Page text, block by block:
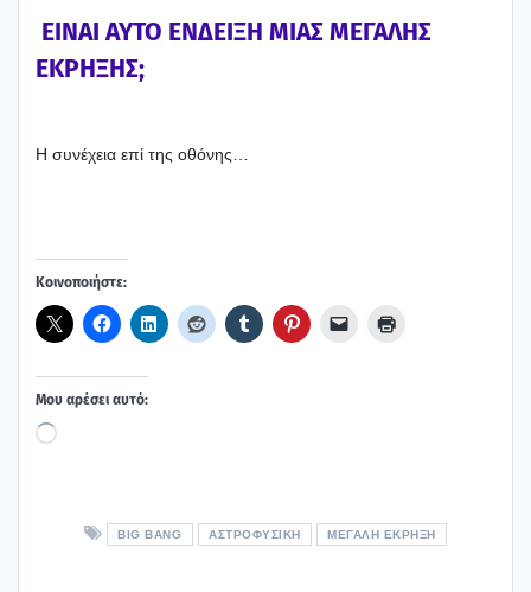
ΕΙΝΑΙ ΑΥΤΟ ΕΝΔΕΙΞΗ ΜΙΑΣ ΜΕΓΑΛΗΣ
ΕΚΡΗΞΗΣ;
Η συνέ­χεια επί της οθό­νης…
Κοι­νο­ποι­ή­στε:
Μου αρέ­σει αυτό:
Loading…
BIG BANG ΑΣΤΡΟΦΥΣΙΚΉ ΜΕΓΆΛΗ ΈΚΡΗΞΗ